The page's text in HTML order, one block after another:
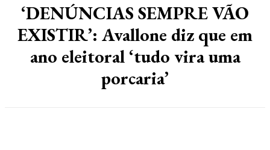
‘DENÚNCIAS SEMPRE VÃO
EXISTIR’: Avallone diz que em
ano eleitoral ‘tudo vira uma
porcaria’